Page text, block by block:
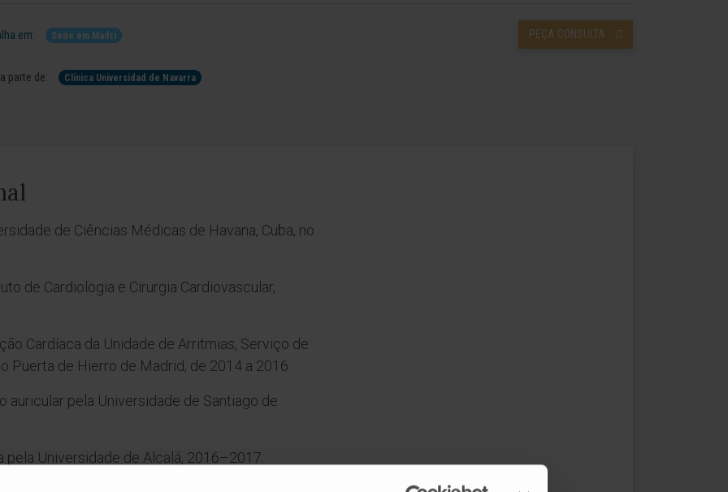
em: Sede em Madri PEÇA CONSULTA
parte de: Clínica Universidad de Navarra
de Ciências Médicas de Havana, Cuba, no
de Cardiologia e Cirurgia Cardiovascular,
Cardíaca da Unidade de Arritmias, Serviço de
Puerta de Hierro de Madrid, de 2014 a 2016.
auricular pela Universidade de Santiago de
Universidade de Alcalá, 2016–2017.